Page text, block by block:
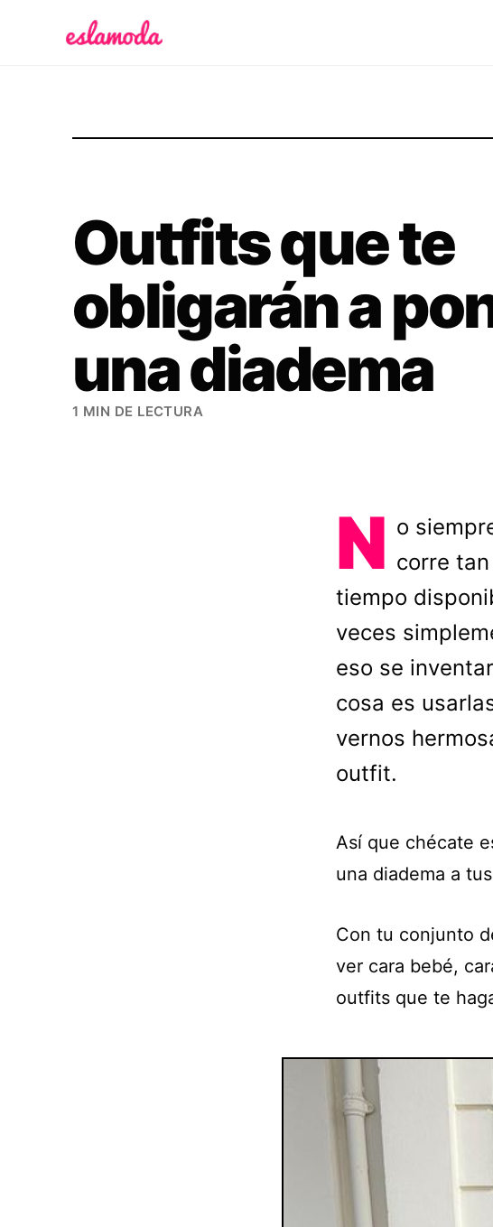
Outfits que te
obligarán a
una diadema
1 MIN DE LECTURA
N o
corre
tiempo
veces
eso se
cosa es
vernos
outfit.
Así que chécate
una diadema a
Con tu conjunto
ver cara bebé,
outfits que te